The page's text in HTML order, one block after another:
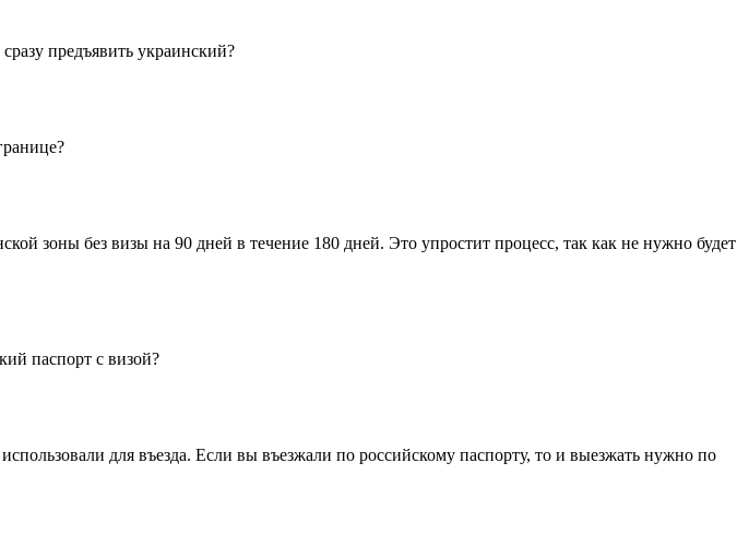
предъявить украинский?
зоны без визы на 90 дней в течение 180 дней. Это упростит процесс, так как не нужно будет
паспорт с визой?
для въезда. Если вы въезжали по российскому паспорту, то и выезжать нужно по